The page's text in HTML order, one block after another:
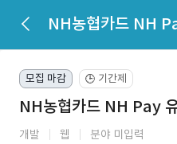
모집 마감 🕒 기간제
NH농협카드 NH Pay
개발 웹 분야 미입력